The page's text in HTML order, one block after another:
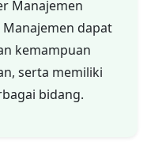
Manajemen
dapat
kemampuan
serta memiliki
bidang.